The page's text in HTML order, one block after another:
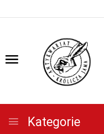
Kategorie